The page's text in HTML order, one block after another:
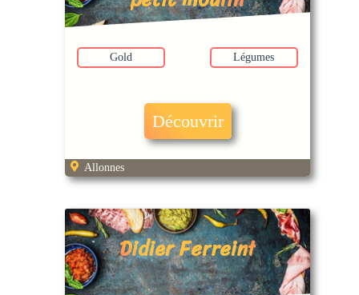
Gold Légumes
Découvrir
Allonnes
Didier Ferreint